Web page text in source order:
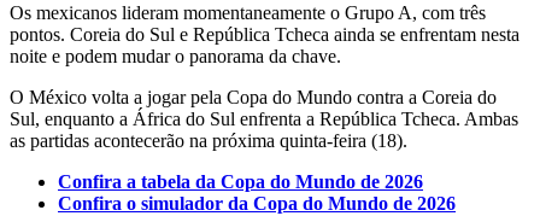
Os mexicanos lideram momentaneamente o Grupo A, com três
pontos. Coreia do Sul e República Tcheca ainda se enfrentam nesta
noite e podem mudar o panorama da chave.
O México volta a jogar pela Copa do Mundo contra a Coreia do
Sul, enquanto a África do Sul enfrenta a República Tcheca. Ambas
as partidas acontecerão na próxima quinta-feira (18).
Confira a tabela da Copa do Mundo de 2026
Confira o simulador da Copa do Mundo de 2026